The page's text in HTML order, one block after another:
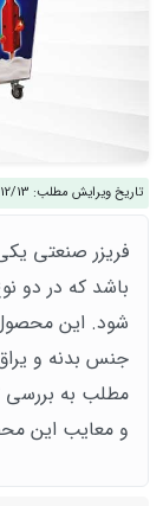
تاریخ ویرایش مطلب: 13
فریزر صنعتی
باشد که در دو
شود. این محصول
جنس بدنه و
مطلب به بررسی
و معایب این